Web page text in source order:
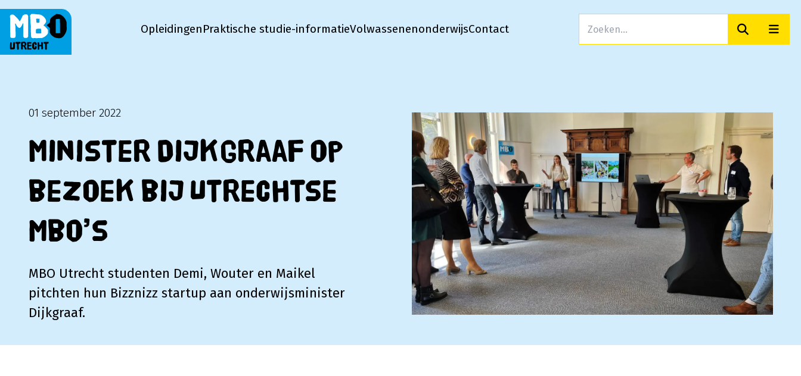
OpleidingenPraktische studie-informatieVolwassenenonderwijsContact
Zoeken
01 september 2022
Minister Dijkgraaf op
bezoek bij Utrechtse
mbo’s
MBO Utrecht studenten Demi, Wouter en Maikel
pitchten hun Bizznizz startup aan onderwijsminister
Dijkgraaf.